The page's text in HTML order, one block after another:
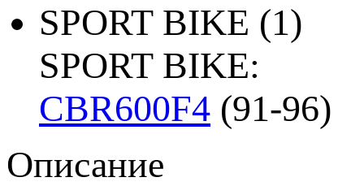
SPORT BIKE (1)
SPORT BIKE:
CBR600F4 (91-96)
Описание